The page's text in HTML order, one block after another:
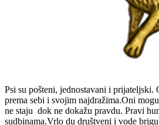
Psi su pošteni, jednostavani i prijateljski.
prema sebi i svojim najdražima.Oni
ne staju dok ne dokažu pravdu. Pravi
sudbinama.Vrlo du društveni i vode